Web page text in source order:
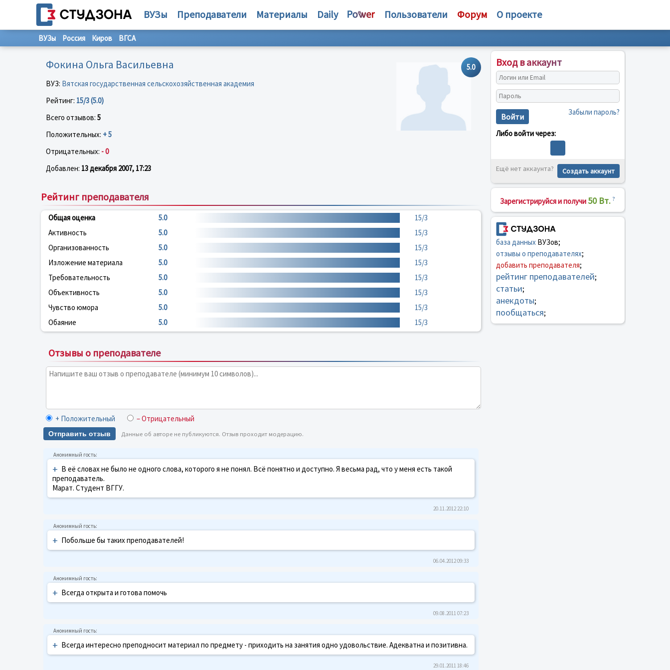
ВУЗы Преподаватели Материалы Daily Пользователи Форум О проекте
ВУЗы Россия Киров ВГСА
5.0
Фокина Ольга Васильевна
ВУЗ: Вятская государственная сельскохозяйственная академия
Рейтинг: 15/3 (5.0)
Всего отзывов: 5
Положительных: + 5
Отрицательных: - 0
Добавлен: 13 декабря 2007, 17:23
Рейтинг преподавателя
Общая оценка 5.0
15/3
Активность
5.0
15/3
Организованность
5.0
15/3
Изложение материала
5.0
15/3
Требовательность
5.0
15/3
Объективность
5.0
15/3
Чувство юмора
5.0
15/3
Обаяние
5.0 15/3
Отзывы о преподавателе
+ Положительный – Отрицательный
Отправить отзыв Данные об авторе не публикуются. Отзыв проходит модерацию.
+ В её словах не было не одного слова, которого я не понял. Всё понятно и доступно. Я весьма рад, что у меня есть такой
преподаватель.
Марат. Студент ВГГУ.
20.11.2012 22:10
+ Побольше бы таких преподавателей!
06.04.2012 09:33
+ Всегда открыта и готова помочь
09.08.2011 07:23
+ Всегда интересно преподносит материал по предмету - приходить на занятия одно удовольствие. Адекватна и позитивна.
29.01.2011 18:46
Вход в аккаунт
Войти Забыли пароль?
Либо войти через:
Ещё нет аккаунта? Создать аккаунт
Зарегистрируйся и получи 50 Вт. ?
база данныхВУЗов;
отзывы о преподавателях;
добавить преподавателя;
рейтинг преподавателей;
статьи;
анекдоты;
пообщаться;